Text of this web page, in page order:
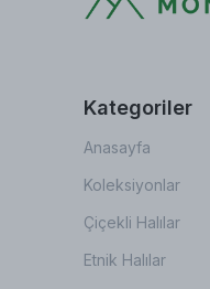
Kategoriler
Anasayfa
Koleksiyonlar
Çiçekli Halılar
Etnik Halılar